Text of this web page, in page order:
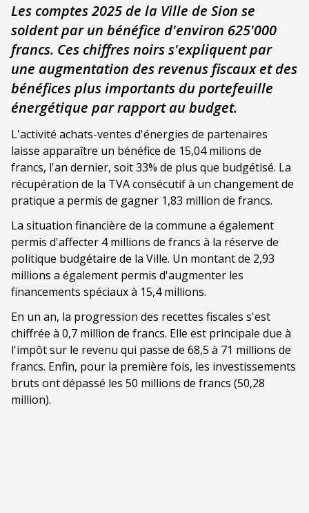
Les comptes 2025 de la Ville de Sion se
soldent par un bénéfice d'environ 625'000
francs. Ces chiffres noirs s'expliquent par
une augmentation des revenus fiscaux et des
bénéfices plus importants du portefeuille
énergétique par rapport au budget.
L'activité achats-ventes d'énergies de partenaires
laisse apparaître un bénéfice de 15,04 milions de
francs, l'an dernier, soit 33% de plus que budgétisé. La
récupération de la TVA consécutif à un changement de
pratique a permis de gagner 1,83 million de francs.
La situation financière de la commune a également
permis d'affecter 4 millions de francs à la réserve de
politique budgétaire de la Ville. Un montant de 2,93
millions a également permis d'augmenter les
financements spéciaux à 15,4 millions.
En un an, la progression des recettes fiscales s'est
chiffrée à 0,7 million de francs. Elle est principale due à
l'impôt sur le revenu qui passe de 68,5 à 71 millions de
francs. Enfin, pour la première fois, les investissements
bruts ont dépassé les 50 millions de francs (50,28
million).